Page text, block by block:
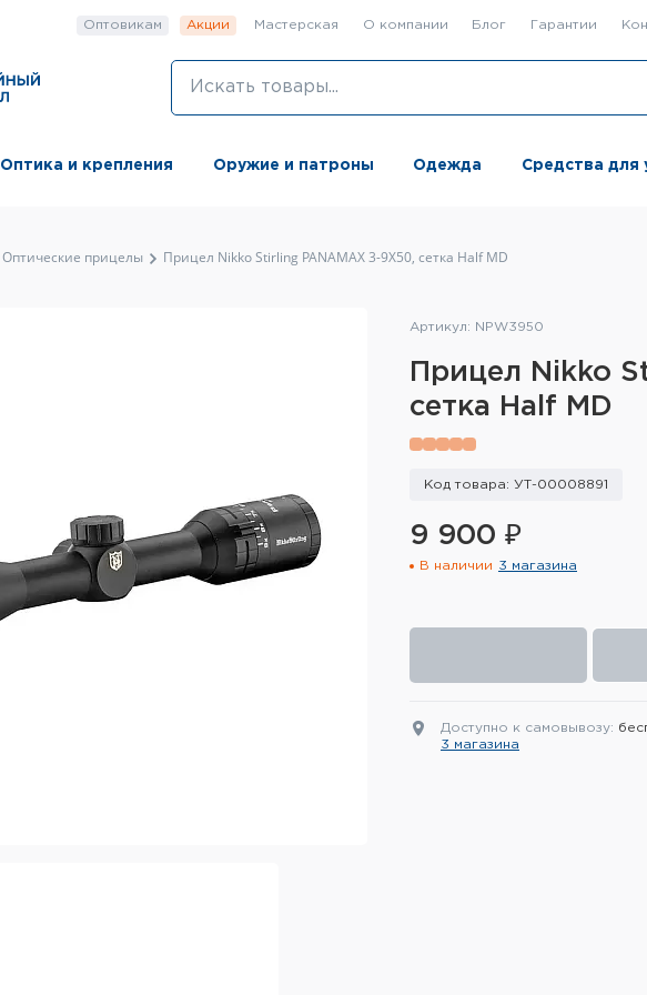
Оптовикам Акции Мастерская О компании Блог Гарантии
Оптика и крепления Оружие и патроны Одежда Средства для
Оптические прицелы Прицел Nikko Stirling PANAMAX 3-9X50, сетка Half MD
Артикул: NPW3950
Прицел Nikko
сетка Half MD
Код товара: УТ-00008891
9 900 ₽
В наличии 3 магазина
Доступно к самовывозу:
3 магазина